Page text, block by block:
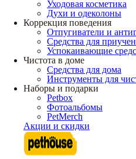
Уходовая косметика
Духи и одеколоны
Коррекция поведения
Отпугиватели и
Средства для
Успокаивающие
Чистота в доме
Средства для дома
Инструменты для
Наборы и подарки
Petbox
Фотоальбомы
PetMerch
Акции и скидки